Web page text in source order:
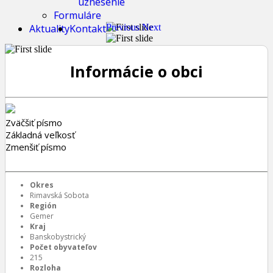
Formuláre
AktualityKontaktPrevious Next
Informácie o obci
Zväčšiť písmo
Základná veľkosť
Zmenšiť písmo
Okres
Rimavská Sobota
Región
Gemer
Kraj
Banskobystrický
Počet obyvateľov
215
Rozloha